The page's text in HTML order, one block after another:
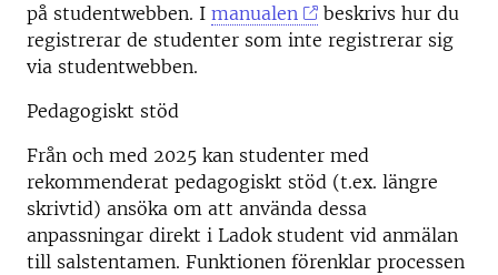
på studentwebben. I manualen
beskrivs hur du
registrerar de studenter som inte registrerar sig
via studentwebben.
Pedagogiskt stöd
Från och med 2025 kan studenter med
rekommenderat pedagogiskt stöd (t.ex. längre
skrivtid) ansöka om att använda dessa
anpassningar direkt i Ladok student vid anmälan
till salstentamen. Funktionen förenklar processen